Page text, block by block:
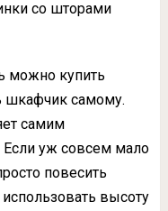
со шторами
можно купить
шкафчик самому.
самим
Если уж совсем мало
повесить
высоту